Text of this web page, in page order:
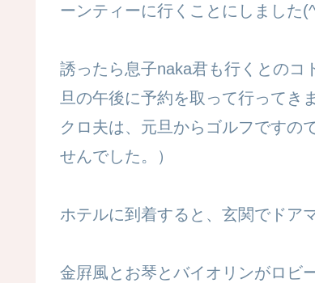
ーンティーに行くことにしました
誘ったら息子naka君も行くとのコ
旦の午後に予約を取って行ってき
クロ夫は、元旦からゴルフですの
せんでした。）
ホテルに到着すると、玄関でドア
金屛風とお琴とバイオリンがロビ